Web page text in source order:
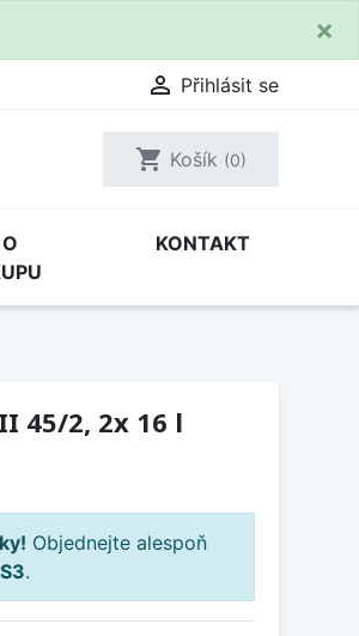
×
 Přihlásit se
shopping_cart Košík (0)
KONTAKT
45/2, 2x 16 l
Objednejte alespoň
.